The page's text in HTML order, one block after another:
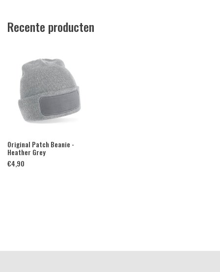
Recente producten
Original Patch Beanie -
Heather Grey
€4,90